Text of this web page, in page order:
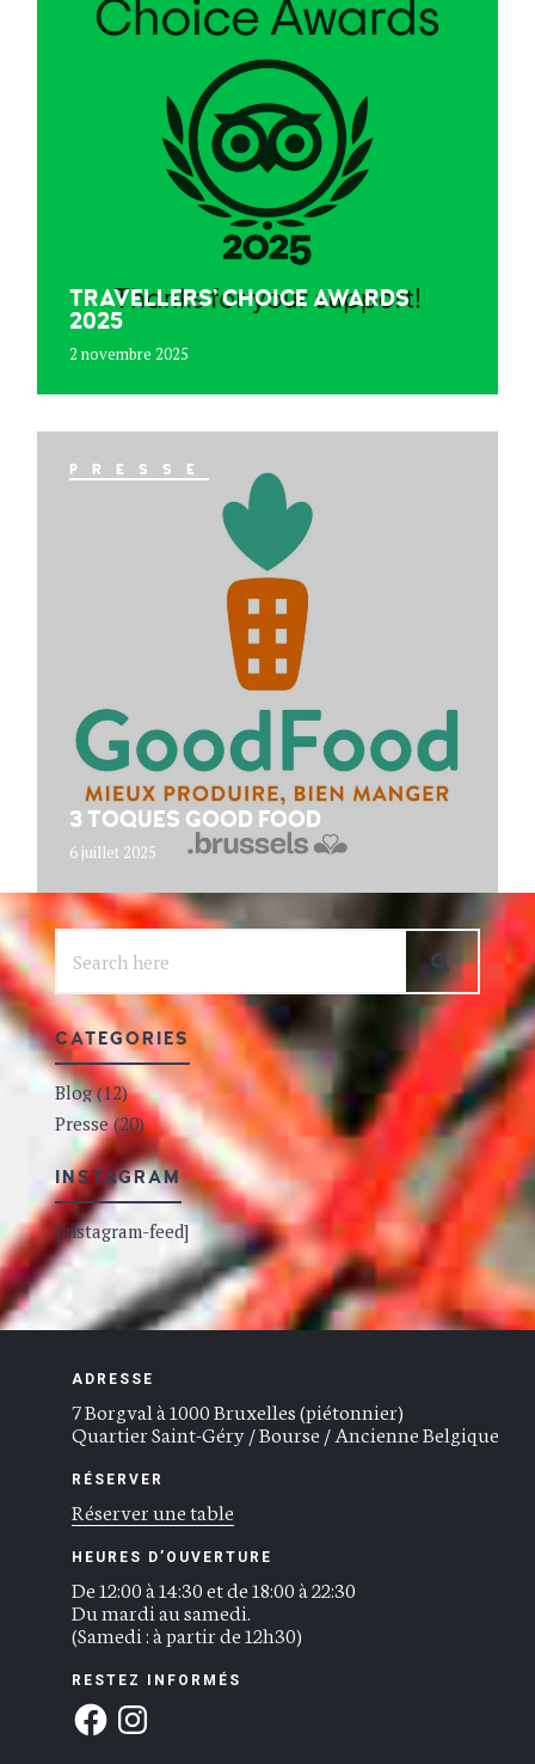
TRAVELLERS’ CHOICE AWARDS
2025
2 novembre 2025
PRESSE
3 TOQUES GOOD FOOD
6 juillet 2025
CATEGORIES
Blog(12)
Presse(20)
INSTAGRAM
[instagram-feed]
ADRESSE
7 Borgval à 1000 Bruxelles (piétonnier)
Quartier Saint-Géry / Bourse / Ancienne Belgique
RÉSERVER
Réserver une table
HEURES D’OUVERTURE
De 12:00 à 14:30 et de 18:00 à 22:30
Du mardi au samedi.
(Samedi : à partir de 12h30)
RESTEZ INFORMÉS